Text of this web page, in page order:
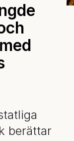
berättar